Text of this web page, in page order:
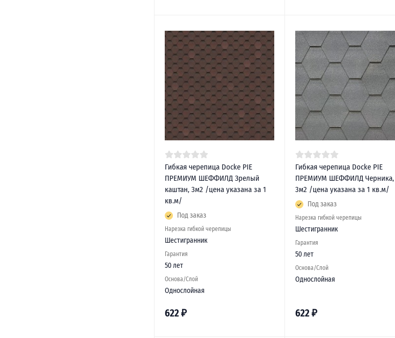
Гибкая черепица Docke PIE
ПРЕМИУМ ШЕФФИЛД Зрелый
каштан, 3м2 /цена указана за 1
кв.м/
Под заказ
Нарезка гибкой черепицы
Шестигранник
Гарантия
50 лет
Основа/Слой
Однослойная
622₽
Гибкая черепица Docke PIE
ПРЕМИУМ ШЕФФИЛД Черника,
3м2 /цена указана за 1 кв.м/
Под заказ
Нарезка гибкой черепицы
Шестигранник
Гарантия
50 лет
Основа/Слой
Однослойная
622₽